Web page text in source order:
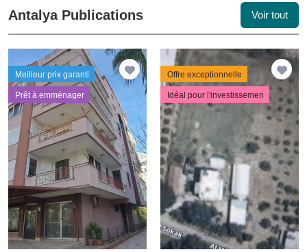
Antalya Publications Voir tout
Meilleur prix garanti
Prêt à emménager
Offre exceptionnelle
Idéal pour l'investissemen